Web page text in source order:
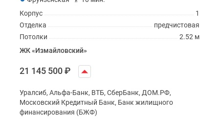
1
Корпус
предчистовая
Отделка
2.52 м
Потолки
ЖК «Измайловский»
21 145 500₽
Уралсиб, Альфа-Банк, ВТБ, СберБанк, ДОМ.РФ,
Московский Кредитный Банк, Банк жилищного
финансирования (БЖФ)